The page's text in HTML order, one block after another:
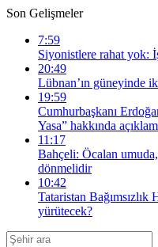
Son Gelişmeler
7:59
Siyonistlere rahat yok:
20:49
Lübnan’ın güneyinde
19:59
Cumhurbaşkanı
Yasa” hakkında
11:17
Bahçeli: Öcalan
dönmelidir
10:42
Tataristan
yürütecek?